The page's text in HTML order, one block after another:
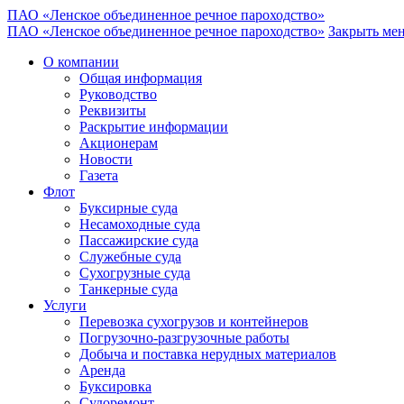
ПАО «Ленское объединенное речное пароходство»
ПАО «Ленское объединенное речное пароходство» Закрыть
О компании
Общая информация
Руководство
Реквизиты
Раскрытие информации
Акционерам
Новости
Газета
Флот
Буксирные суда
Несамоходные суда
Пассажирские суда
Служебные суда
Сухогрузные суда
Танкерные суда
Услуги
Перевозка сухогрузов и контейнеров
Погрузочно-разгрузочные работы
Добыча и поставка нерудных материалов
Аренда
Буксировка